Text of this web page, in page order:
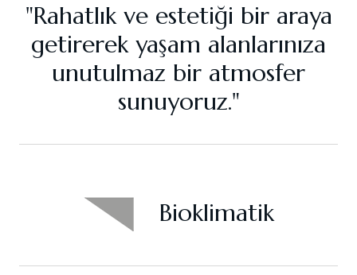
"Rahatlık ve estetiği bir araya
getirerek yaşam alanlarınıza
unutulmaz bir atmosfer
sunuyoruz."
Bioklimatik